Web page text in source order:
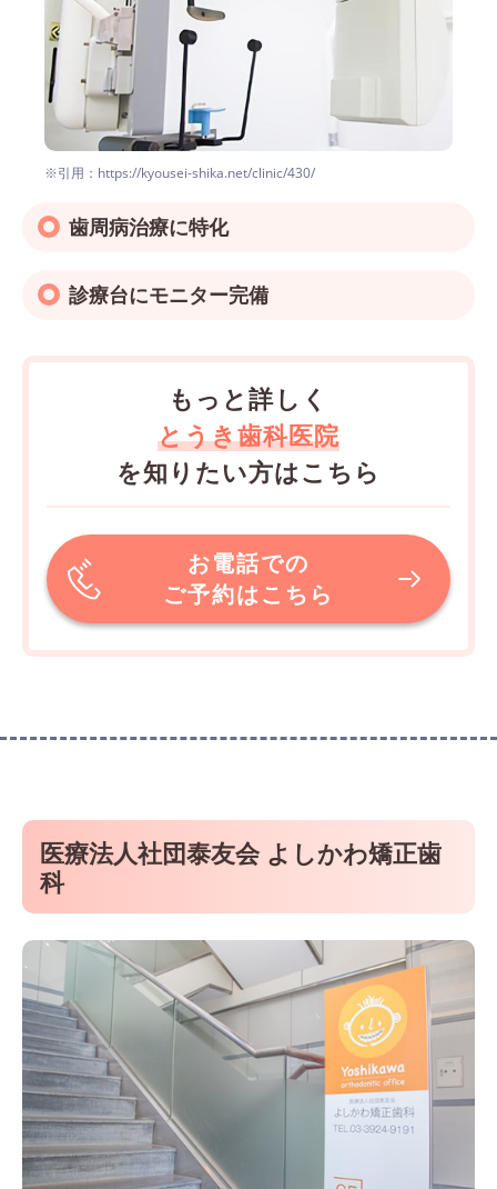
※引用：https://kyousei-shika.net/clinic/430/
歯周病治療に特化
診療台にモニター完備
もっと詳しく
とうき歯科医院
を知りたい方はこちら
お電話での
ご予約はこちら
医療法人社団泰友会 よしかわ矯正歯
科